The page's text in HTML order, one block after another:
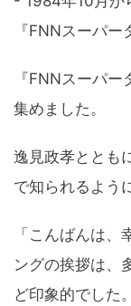
『FNNスーパー
『FNNスーパ
集めました。
逸見政孝ととも
で知られるよう
「こんばんは
ングの挨拶は、
ど印象的でした。